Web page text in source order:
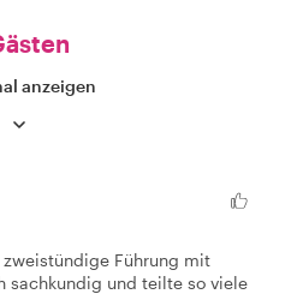
anzeigen
Führung mit
sachkundig und teilte so viele